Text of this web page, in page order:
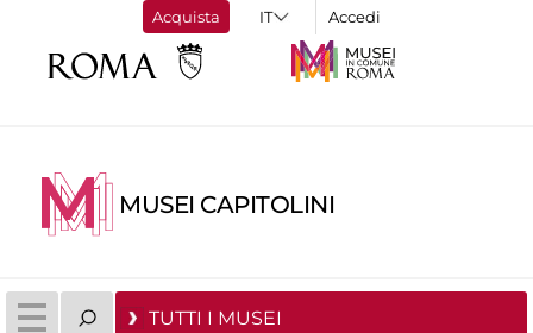
Acquista Accedi
MUSEI CAPITOLINI
TUTTI I MUSEI